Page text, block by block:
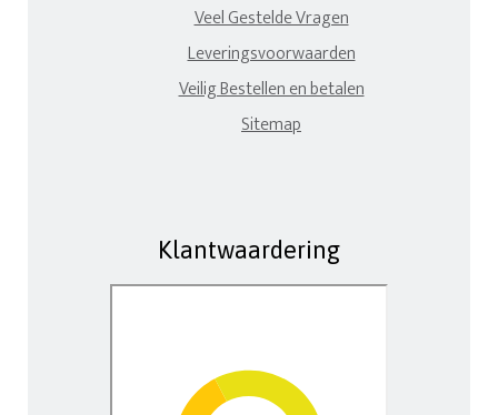
Veel Gestelde Vragen
Leveringsvoorwaarden
Veilig Bestellen en betalen
Sitemap
Klantwaardering